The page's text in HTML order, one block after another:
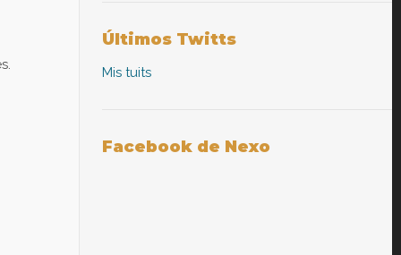
Facebook
Twitteraplicada
en
Google+
Últimos Twitts
Mis tuits
Facebook de Nexo